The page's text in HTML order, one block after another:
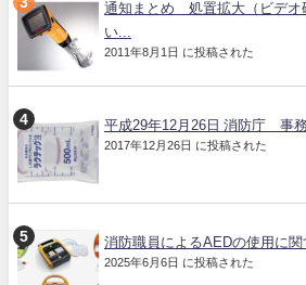
通知まとめ 処置拡大（ビデオ
い...
2011年8月1日 に投稿された
平成29年12月26日 消防庁 事
2017年12月26日 に投稿された
消防職員によるAEDの使用に関
2025年6月6日 に投稿された